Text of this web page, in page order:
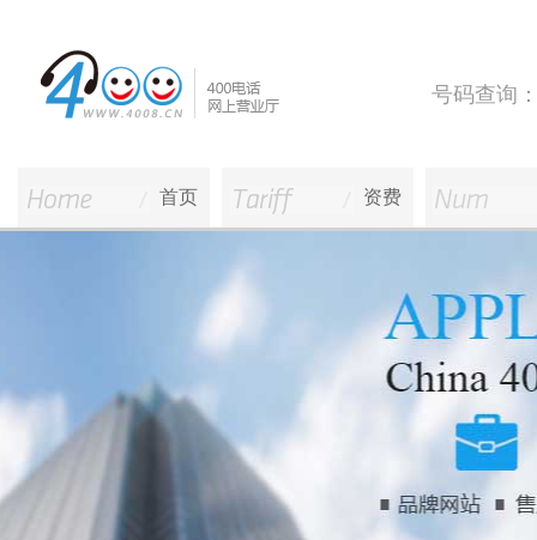
号码查询
首页 资费